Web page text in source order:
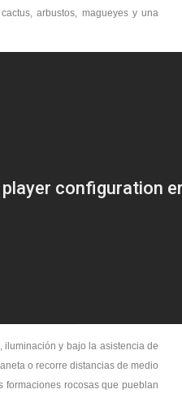
arbustos, magueyes y una
iluminación y bajo la asistencia de
o recorre distancias de medio
formaciones rocosas que pueblan